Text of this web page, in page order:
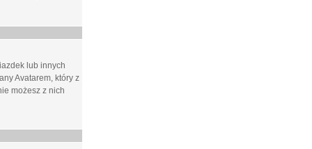
lub innych
Avatarem, który z
możesz z nich